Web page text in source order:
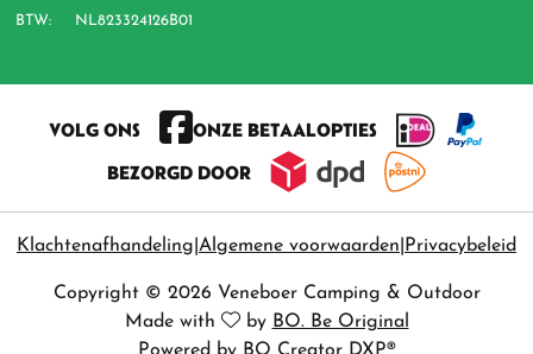
BTW: NL823324126B01
VOLG ONS
ONZE BETAALOPTIES
BEZORGD DOOR
Klachtenafhandeling Algemene voorwaarden Privacybeleid
Copyright © 2026 Veneboer Camping & Outdoor
Made with
by BO. Be Original